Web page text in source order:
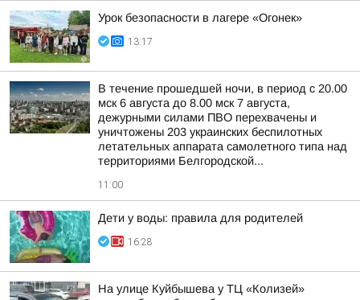
Урок безопасности в лагере «Огонек»
13:17
В течение прошедшей ночи, в период с 20.00
мск 6 августа до 8.00 мск 7 августа,
дежурными силами ПВО перехвачены и
уничтожены 203 украинских беспилотных
летательных аппарата самолетного типа над
территориями Белгородской...
11:00
Дети у воды: правила для родителей
16:28
На улице Куйбышева у ТЦ «Колизей»